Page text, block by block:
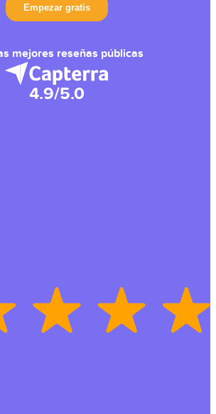
mejores reseñas públicas
4.9/5.0